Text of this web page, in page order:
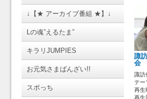
↓【★ アーカイブ番組 ★】↓
Lの魂”えるたま”
キラリJUMPIES
お元気さまばんざい!!
スポっち
諏
会
諏訪
テー
再生
再生